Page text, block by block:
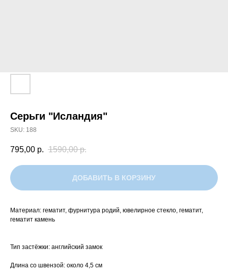
Серьги "Исландия"
SKU: 188
795,00 р. 1590,00 р.
ДОБАВИТЬ В КОРЗИНУ
Материал: гематит, фурнитура родий, ювелирное стекло, гематит,
гематит камень
Тип застёжки: английский замок
Длина со швензой: около 4,5 см